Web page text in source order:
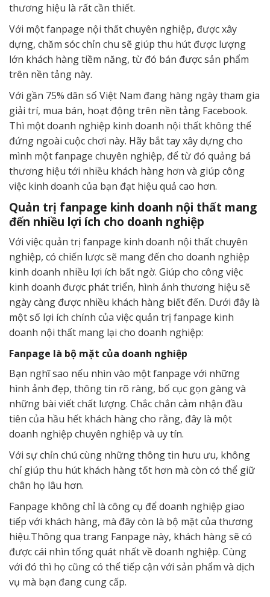
thương hiệu là rất cần thiết.
Với một fanpage nội thất chuyên nghiệp, được xây
dựng, chăm sóc chỉn chu sẽ giúp thu hút được lượng
lớn khách hàng tiềm năng, từ đó bán được sản phẩm
trên nền tảng này.
Với gần 75% dân số Việt Nam đang hàng ngày tham gia
giải trí, mua bán, hoạt động trên nền tảng Facebook.
Thì một doanh nghiệp kinh doanh nội thất không thể
đứng ngoài cuộc chơi này. Hãy bắt tay xây dựng cho
mình một fanpage chuyên nghiệp, để từ đó quảng bá
thương hiệu tới nhiều khách hàng hơn và giúp công
việc kinh doanh của bạn đạt hiệu quả cao hơn.
Quản trị fanpage kinh doanh nội thất mang
đến nhiều lợi ích cho doanh nghiệp
Với việc quản trị fanpage kinh doanh nội thất chuyên
nghiệp, có chiến lược sẽ mang đến cho doanh nghiệp
kinh doanh nhiều lợi ích bất ngờ. Giúp cho công việc
kinh doanh được phát triển, hình ảnh thương hiệu sẽ
ngày càng được nhiều khách hàng biết đến. Dưới đây là
một số lợi ích chính của việc quản trị fanpage kinh
doanh nội thất mang lại cho doanh nghiệp:
Fanpage là bộ mặt của doanh nghiệp
Bạn nghĩ sao nếu nhìn vào một fanpage với những
hình ảnh đẹp, thông tin rõ ràng, bố cục gọn gàng và
những bài viết chất lượng. Chắc chắn cảm nhận đầu
tiên của hầu hết khách hàng cho rằng, đây là một
doanh nghiệp chuyên nghiệp và uy tín.
Với sự chỉn chú cùng những thông tin hưu ưu, không
chỉ giúp thu hút khách hàng tốt hơn mà còn có thể giữ
chân họ lâu hơn.
Fanpage không chỉ là công cụ để doanh nghiệp giao
tiếp với khách hàng, mà đây còn là bộ mặt của thương
hiệu.Thông qua trang Fanpage này, khách hàng sẽ có
được cái nhìn tổng quát nhất về doanh nghiệp. Cùng
với đó thì họ cũng có thể tiếp cận với sản phẩm và dịch
vụ mà bạn đang cung cấp.